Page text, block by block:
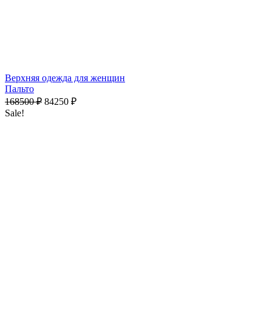
Верхняя одежда для женщин
Пальто
168500₽ 84250 ₽
Sale!